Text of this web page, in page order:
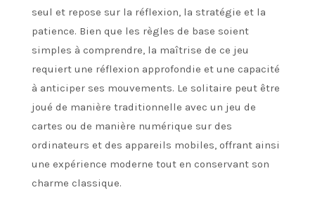
seul et repose sur la réflexion, la stratégie et la
patience. Bien que les règles de base soient
simples à comprendre, la maîtrise de ce jeu
requiert une réflexion approfondie et une capacité
à anticiper ses mouvements. Le solitaire peut être
joué de manière traditionnelle avec un jeu de
cartes ou de manière numérique sur des
ordinateurs et des appareils mobiles, offrant ainsi
une expérience moderne tout en conservant son
charme classique.